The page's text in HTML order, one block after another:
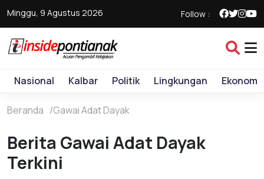
Minggu, 9 Agustus 2026 Follow :
Nasional Kalbar Politik Lingkungan Ekonomi
Beranda Gawai Adat Dayak
Berita Gawai Adat Dayak
Terkini